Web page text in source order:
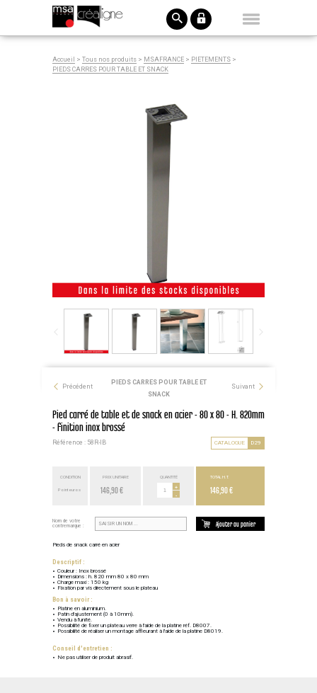
Accueil > Tous nos produits > MSAFRANCE > PIETEMENTS >
PIEDS CARRES POUR TABLE ET SNACK
Précédent
PIEDS CARRES POUR TABLE ET
SNACK
Suivant
Pied carré de table et de snack en acier - 80 x 80 - H. 820mm
- finition inox brossé
Référence : 58R-IB CATALOGUE D29
CONDITION
Point euros
PRIX UNITAIRE
146,90 €
QUANTITÉ
+
-
TOTAL H.T.
146,90 €
Nom de votre
contremarque :
Ajouter au panier
Pieds de snack carré en acier
Descriptif :
Couleur : Inox brossé
Dimensions : h. 820 mm 80 x 80 mm
Charge maxi : 150 kg
Fixation par vis directement sous le plateau
Bon à savoir :
Platine en aluminium.
Patin d'ajustement (0 à 10mm).
Vendu à l'unité.
Possibilité de fixer un plateau verre à l'aide de la platine réf. D8007.
Possibilité de réaliser un montage affleurant à l'aide de la platine D8019.
Conseil d'entretien :
Ne pas utiliser de produit abrasif.